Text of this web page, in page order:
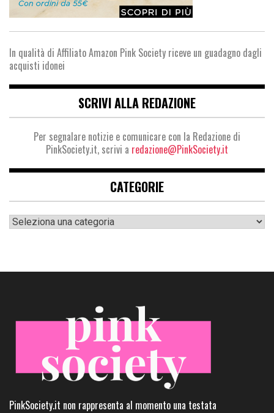
In qualità di Affiliato Amazon Pink Society riceve un guadagno dagli
acquisti idonei
SCRIVI ALLA REDAZIONE
Per segnalare notizie e comunicare con la Redazione di
PinkSociety.it, scrivi a redazione@PinkSociety.it
CATEGORIE
Categorie
PinkSociety.it non rappresenta al momento una testata